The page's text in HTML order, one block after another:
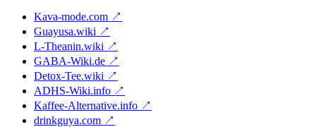
Kava-mode.com ↗
Guayusa.wiki ↗
L-Theanin.wiki ↗
GABA-Wiki.de ↗
Detox-Tee.wiki ↗
ADHS-Wiki.info ↗
Kaffee-Alternative.info ↗
drinkguya.com ↗